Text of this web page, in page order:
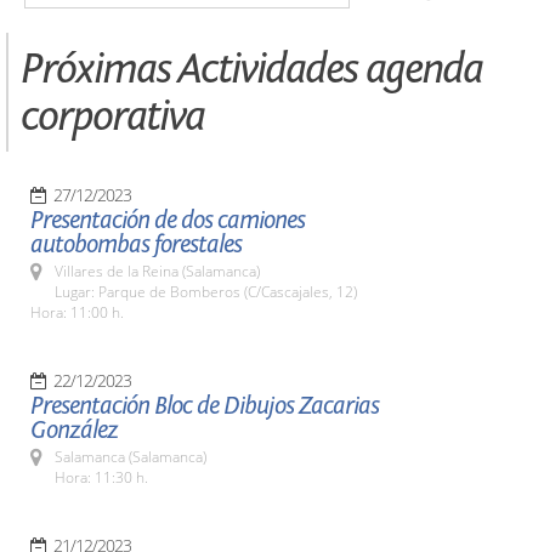
Próximas Actividades agenda
corporativa
27/12/2023
Presentación de dos camiones
autobombas forestales
Villares de la Reina (Salamanca)
Lugar: Parque de Bomberos (C/Cascajales, 12)
Hora: 11:00 h.
22/12/2023
Presentación Bloc de Dibujos Zacarias
González
Salamanca (Salamanca)
Hora: 11:30 h.
21/12/2023